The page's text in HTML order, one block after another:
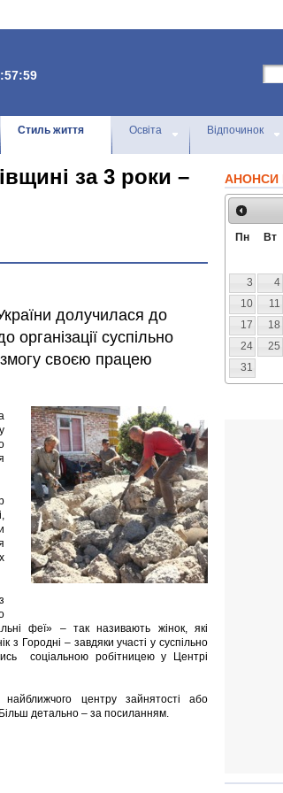
Стиль життя Освіта Відпочинок
за 3 роки –
долучилася до
суспільно
змогу своєю працею
феї» – так називають жінок, які
Городні – завдяки участі у суспільно
соціальною робітницею у Центрі
центру зайнятості або
детально – за посиланням.
АНОНСИ
Пн Вт
3
4
10
11
17
18
24
25
31